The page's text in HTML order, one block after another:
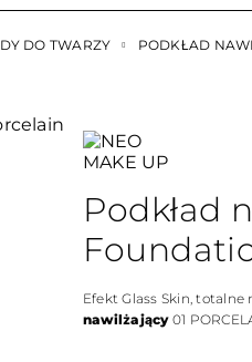
DO TWARZY
PODKŁAD
Podkład
Efekt Glass Skin,
nawilżający 01